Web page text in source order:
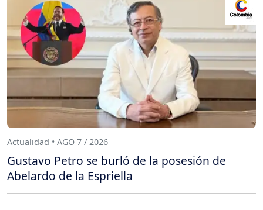
Actualidad • AGO 7 / 2026
Gustavo Petro se burló de la posesión de
Abelardo de la Espriella